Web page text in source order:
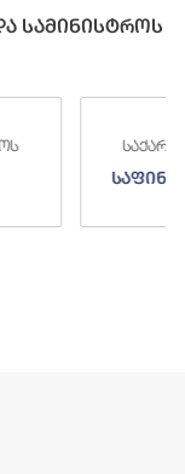
სამინისტროს